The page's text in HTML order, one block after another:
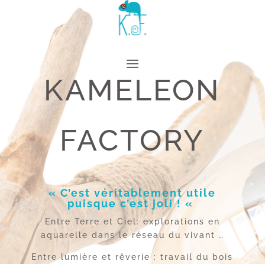
KAMELEON
FACTORY
« C’est véritablement utile
puisque c’est joli ! «
Entre Terre et Ciel: explorations en
aquarelle dans le réseau du vivant …
Entre lumière et rêverie : travail du bois